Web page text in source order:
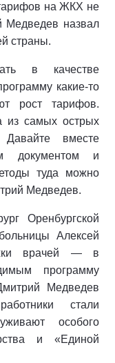
на ЖКХ не
назвал
страны.
в качестве
какие-то
рост тарифов.
из самых острых
вместе
документом и
туда можно
Медведев.
Оренбургской
Алексей
врачей — в
программу
Медведев
стали
особого
и «Единой